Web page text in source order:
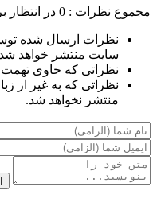
مجموع نظرات : 0 در انتظار
نظرات ارسال شده
سایت منتشر خواهد
نظراتی که حاوی تهمت
نظراتی که به غیر از
منتشر نخواهد شد.